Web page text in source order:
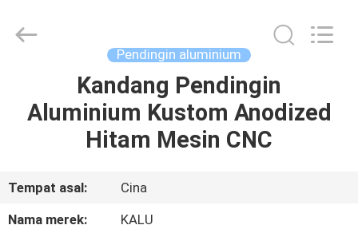
TAMPILAN
VR
Rights
Pendingin aluminium
Kandang Pendingin
Aluminium Kustom Anodized
Hitam Mesin CNC
Tempat asal:
Cina
Nama merek:
KALU